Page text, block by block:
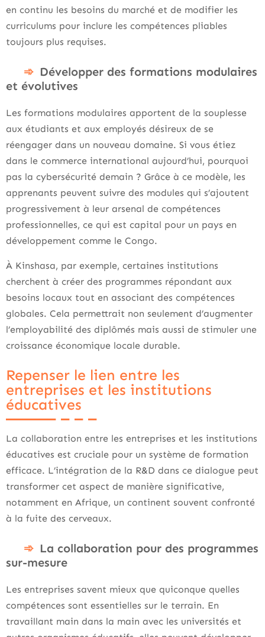
en continu les besoins du marché et de modifier les
curriculums pour inclure les compétences pliables
toujours plus requises.
Développer des formations modulaires
et évolutives
Les formations modulaires apportent de la souplesse
aux étudiants et aux employés désireux de se
réengager dans un nouveau domaine. Si vous étiez
dans le commerce international aujourd’hui, pourquoi
pas la cybersécurité demain ? Grâce à ce modèle, les
apprenants peuvent suivre des modules qui s’ajoutent
progressivement à leur arsenal de compétences
professionnelles, ce qui est capital pour un pays en
développement comme le Congo.
À Kinshasa, par exemple, certaines institutions
cherchent à créer des programmes répondant aux
besoins locaux tout en associant des compétences
globales. Cela permettrait non seulement d’augmenter
l’employabilité des diplômés mais aussi de stimuler une
croissance économique locale durable.
Repenser le lien entre les
entreprises et les institutions
éducatives
La collaboration entre les entreprises et les institutions
éducatives est cruciale pour un système de formation
efficace. L’intégration de la R&D dans ce dialogue peut
transformer cet aspect de manière significative,
notamment en Afrique, un continent souvent confronté
à la fuite des cerveaux.
La collaboration pour des programmes
sur-mesure
Les entreprises savent mieux que quiconque quelles
compétences sont essentielles sur le terrain. En
travaillant main dans la main avec les universités et